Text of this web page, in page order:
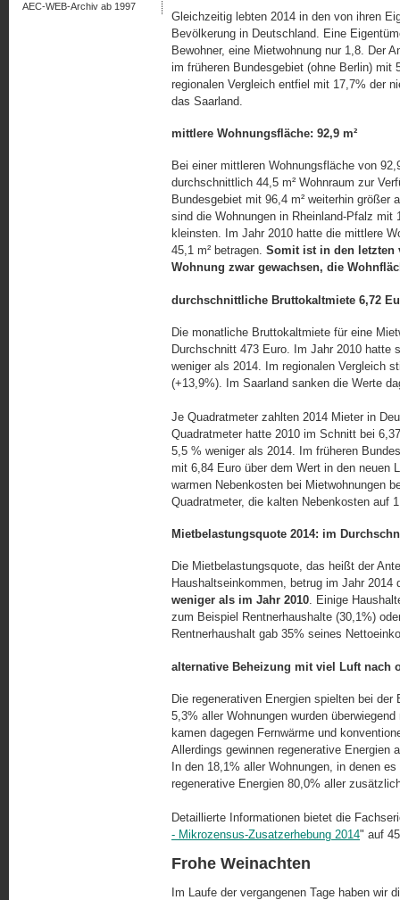
Gleichzeitig lebten 2014 in den von ihren
Bevölkerung in Deutschland. Eine
Bewohner, eine Mietwohnung nur 1,8. Der
im früheren Bundesgebiet (ohne Berlin) mit
regionalen Vergleich entfiel mit 17,7% der
das Saarland.
mittlere Wohnungsfläche: 92,9 m²
Bei einer mittleren Wohnungsfläche von
durchschnittlich 44,5 m² Wohnraum zur
Bundesgebiet mit 96,4 m² weiterhin größer
sind die Wohnungen in Rheinland-Pfalz mit
kleinsten. Im Jahr 2010 hatte die mittlere
45,1 m² betragen. Somit ist in den letzten
Wohnung zwar gewach­sen, die
durchschnittliche Bruttokaltmiete 6,72
Die monatliche Bruttokaltmiete für eine
Durchschnitt 473 Euro. Im Jahr 2010 hatte
weniger als 2014. Im regionalen Vergleich
(+13,9%). Im Saarland sanken die Werte
Je Quadratmeter zahlten 2014 Mieter in
Quadratmeter hatte 2010 im Schnitt bei
5,5 % weniger als 2014. Im früheren
mit 6,84 Euro über dem Wert in den neuen
warmen Nebenkosten bei Mietwohnungen
Quadratmeter, die kalten Nebenkosten auf
Mietbelastungsquote 2014: im
Die Mietbelastungsquote, das heißt der
Haushaltseinkommen, betrug im Jahr
weniger als im Jahr 2010. Einige
zum Beispiel Rentnerhaushalte (30,1%)
Rentnerhaushalt gab 35% seines
alternative Beheizung mit viel Luft nach
Die regenerativen Energien spielten bei
5,3% aller Wohnungen wurden
kamen dagegen Fernwärme und
Allerdings gewinnen regenerative
In den 18,1% aller Wohnungen, in de­nen
regenerative Energien 80,0% aller
Detaillierte Informationen bietet die
- Mikrozensus-Zusatzerhebung 2014" auf
Frohe Weinachten
Im Laufe der vergangenen Tage haben wir
AEC-WEB-Archiv ab 1997